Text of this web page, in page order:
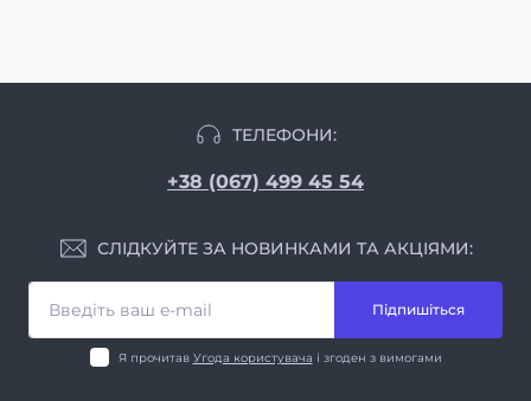
ТЕЛЕФОНИ:
+38 (067) 499 45 54
СЛІДКУЙТЕ ЗА НОВИНКАМИ ТА АКЦІЯМИ:
Підпишіться
Я прочитав Угода користувача і згоден з вимогами